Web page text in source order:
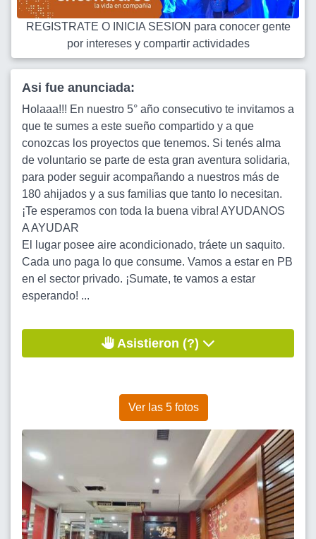
REGISTRATE O INICIA SESION para conocer gente
por intereses y compartir actividades
Asi fue anunciada:
Holaaa!!! En nuestro 5° año consecutivo te invitamos a
que te sumes a este sueño compartido y a que
conozcas los proyectos que tenemos. Si tenés alma
de voluntario se parte de esta gran aventura solidaria,
para poder seguir acompañando a nuestros más de
180 ahijados y a sus familias que tanto lo necesitan.
¡Te esperamos con toda la buena vibra! AYUDANOS
A AYUDAR
El lugar posee aire acondicionado, tráete un saquito.
Cada uno paga lo que consume. Vamos a estar en PB
en el sector privado. ¡Sumate, te vamos a estar
esperando! ...
Asistieron (?)
Ver las 5 fotos